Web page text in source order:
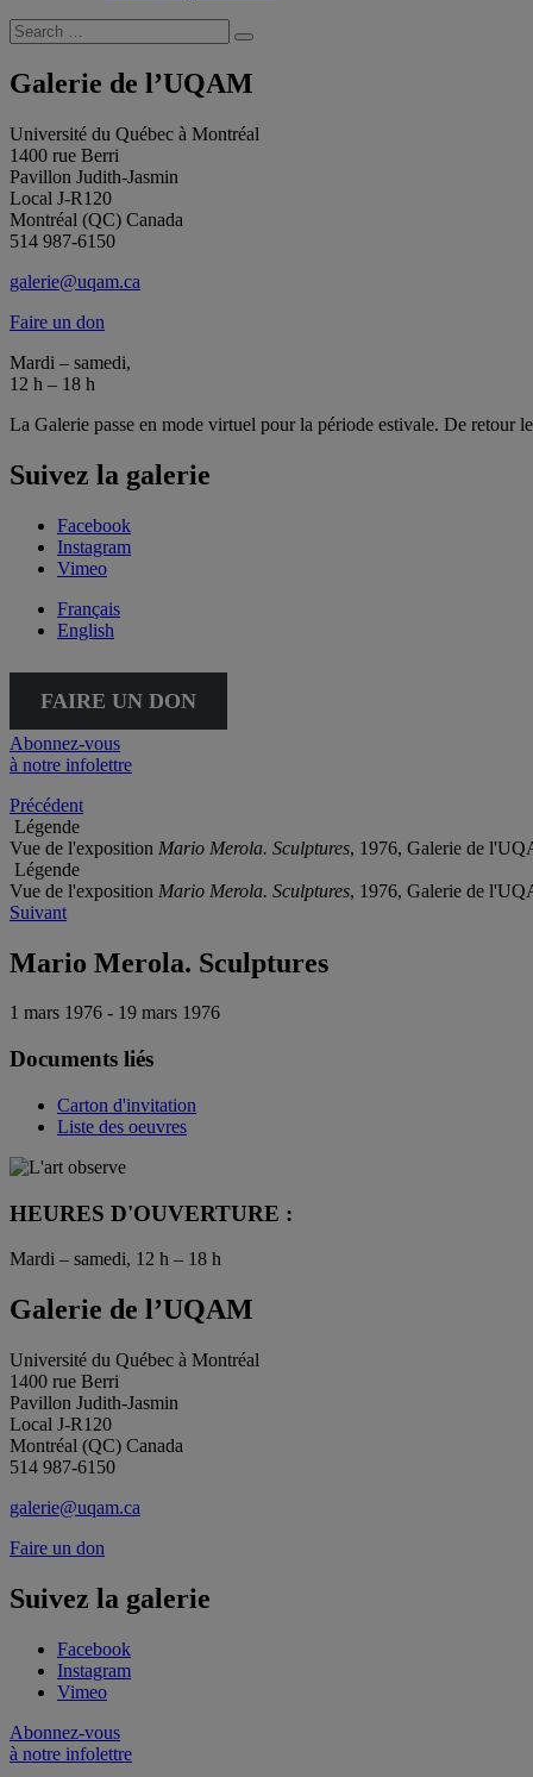
Search
for:
Search
Galerie de l’UQAM
Université du Québec à Montréal
1400 rue Berri
Pavillon Judith-Jasmin
Local J-R120
Montréal (QC) Canada
514 987-6150
galerie@uqam.ca
Faire un don
Mardi – samedi,
12 h – 18 h
La Galerie passe en mode virtuel pour la période estivale. De retour
Suivez la galerie
Facebook
Instagram
Vimeo
Français
English
FAIRE UN DON
Abonnez-vous
à notre infolettre
Précédent
Légende
Vue de l'exposition Mario Merola. Sculptures, 1976, Galerie de
Légende
Vue de l'exposition Mario Merola. Sculptures, 1976, Galerie de
Suivant
Mario Merola. Sculptures
1 mars 1976 - 19 mars 1976
Documents liés
Carton d'invitation
Liste des oeuvres
HEURES D'OUVERTURE :
Mardi – samedi, 12 h – 18 h
Galerie de l’UQAM
Université du Québec à Montréal
1400 rue Berri
Pavillon Judith-Jasmin
Local J-R120
Montréal (QC) Canada
514 987-6150
galerie@uqam.ca
Faire un don
Suivez la galerie
Facebook
Instagram
Vimeo
Abonnez-vous
à notre infolettre